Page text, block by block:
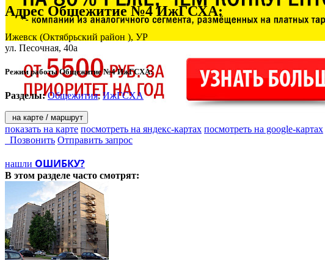
АдресОбщежитие №4 ИжГСХА:
Ижевск (Октябрьский район ), УР
ул. Песочная, 40а
Режим работы Общежитие №4 ИжГСХА:
Разделы: Общежития,ИжГСХА
на карте / маршрут
показать на карте посмотреть на яндекс-картах посмотреть на google-картах
Позвонить Отправить запрос
нашли ОШИБКУ?
В этом разделе часто смотрят: